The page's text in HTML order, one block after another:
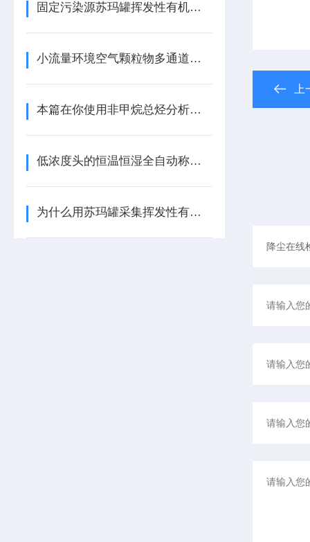
固定污染源苏玛罐挥发性有机物采样器
小流量环境空气颗粒物多通道多膜采样器简介
本篇在你使用非甲烷总烃分析仪之前看看准没错
低浓度头的恒温恒湿全自动称重系统RG-AWS5
为什么用苏玛罐采集挥发性有机物VOC